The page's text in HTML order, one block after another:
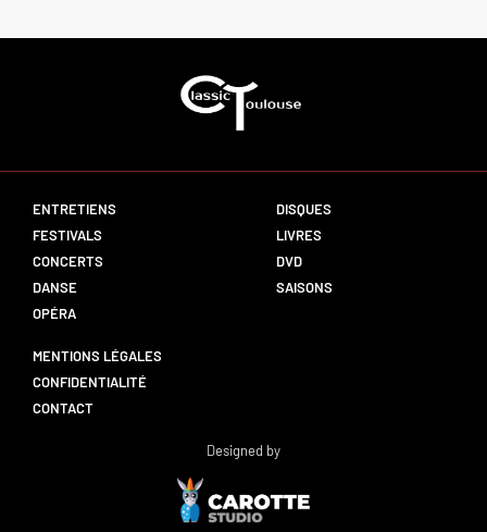
ENTRETIENS
FESTIVALS
CONCERTS
DANSE
OPÉRA
DISQUES
LIVRES
DVD
SAISONS
MENTIONS LÉGALES
CONFIDENTIALITÉ
CONTACT
Designed by